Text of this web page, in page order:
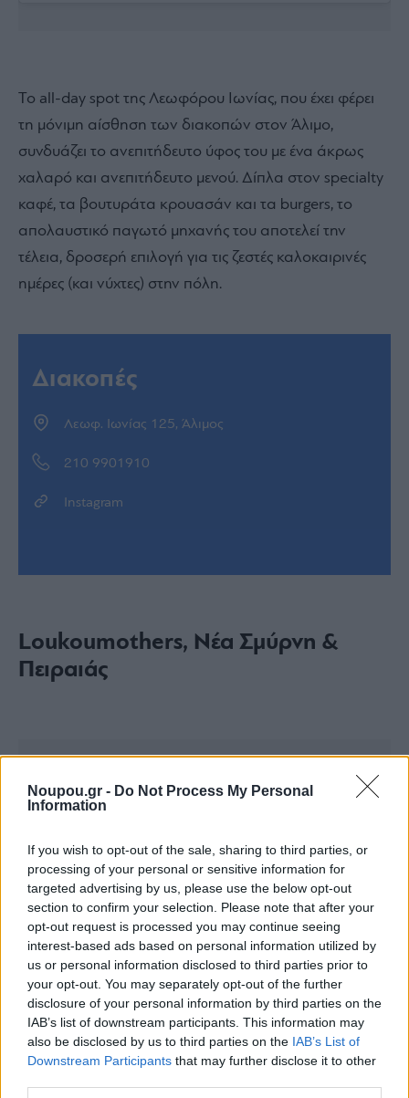
Noupou.gr - Do Not Process My Personal
Information
If you wish to opt-out of the sale, sharing to third parties, or
processing of your personal or sensitive information for
targeted advertising by us, please use the below opt-out
section to confirm your selection. Please note that after your
opt-out request is processed you may continue seeing
interest-based ads based on personal information utilized by
us or personal information disclosed to third parties prior to
your opt-out. You may separately opt-out of the further
disclosure of your personal information by third parties on the
IAB’s list of downstream participants. This information may
also be disclosed by us to third parties on the IAB’s List of
Downstream Participants that may further disclose it to other
Το all-day spot της Λεωφόρου Ιωνίας, που έχει φέρει
τη μόνιμη αίσθηση των διακοπών στον Άλιμο,
συνδυάζει το ανεπιτήδευτο ύφος του με ένα άκρως
χαλαρό και ανεπιτήδευτο μενού. Δίπλα στον specialty
καφέ, τα βουτυράτα κρουασάν και τα burgers, το
απολαυστικό παγωτό μηχανής του αποτελεί την
τέλεια, δροσερή επιλογή για τις ζεστές καλοκαιρινές
ημέρες (και νύχτες) στην πόλη.
Διακοπές
Λεωφ. Ιωνίας 125, Άλιμος
210 9901910
Instagram
Loukoumothers, Νέα Σμύρνη &
Πειραιάς
Δείτε αυτή τη δημοσίευση στο Instagram.